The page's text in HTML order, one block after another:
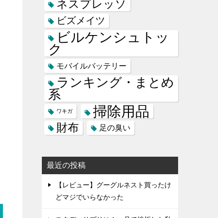
ネスプレッソ
ビズメイツ
ビルケンシュトッ
ク
モバイルバッテリー
ランキング・まとめ
系
ワキガ 掃除用品
財布 足の臭い
最近の投稿
【レビュー】グーグルネスト買ったけ
どマジでいらなかった